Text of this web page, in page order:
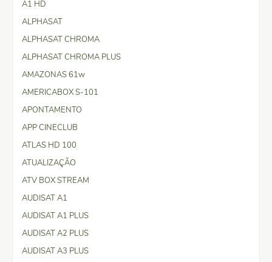
A1 HD
ALPHASAT
ALPHASAT CHROMA
ALPHASAT CHROMA PLUS
AMAZONAS 61w
AMERICABOX S-101
APONTAMENTO
APP CINECLUB
ATLAS HD 100
ATUALIZAÇÃO
ATV BOX STREAM
AUDISAT A1
AUDISAT A1 PLUS
AUDISAT A2 PLUS
AUDISAT A3 PLUS